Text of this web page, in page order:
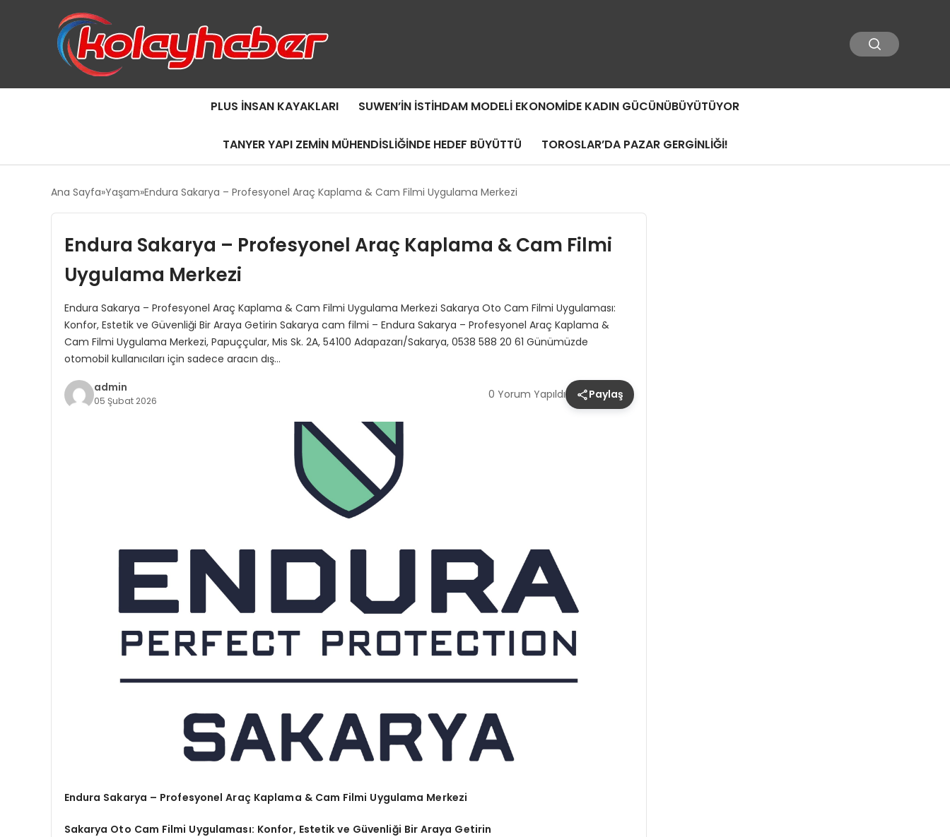
PLUS İNSAN KAYAKLARI SUWEN’IN İSTIHDAM MODELI EKONOMIDE KADIN GÜCÜNÜBÜYÜTÜYOR
TANYER YAPI ZEMIN MÜHENDISLIĞINDE HEDEF BÜYÜTTÜ TOROSLAR’DA PAZAR GERGİNLİĞİ!
Ana Sayfa Yaşam Endura Sakarya – Profesyonel Araç Kaplama & Cam Filmi Uygulama Merkezi
Endura Sakarya – Profesyonel Araç Kaplama & Cam Filmi
Uygulama Merkezi
Endura Sakarya – Profesyonel Araç Kaplama & Cam Filmi Uygulama Merkezi Sakarya Oto Cam Filmi Uygulaması:
Konfor, Estetik ve Güvenliği Bir Araya Getirin Sakarya cam filmi – Endura Sakarya – Profesyonel Araç Kaplama &
Cam Filmi Uygulama Merkezi, Papuççular, Mis Sk. 2A, 54100 Adapazarı/Sakarya, 0538 588 20 61 Günümüzde
otomobil kullanıcıları için sadece aracın dış…
admin
05 Şubat 2026 0 Yorum Yapıldı Paylaş
Endura Sakarya – Profesyonel Araç Kaplama & Cam Filmi Uygulama Merkezi
Sakarya Oto Cam Filmi Uygulaması: Konfor, Estetik ve Güvenliği Bir Araya Getirin